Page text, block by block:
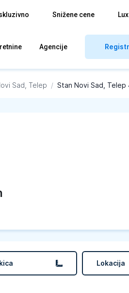
Snižene cene Lux
Agencije
Sad, Telep / Stan Novi Sad, Telep
Lokacija